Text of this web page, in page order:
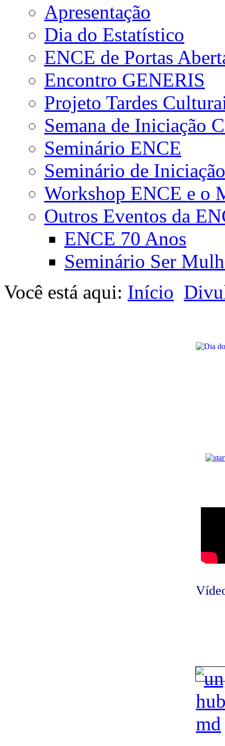
Apresentação
Dia do Estatístico
ENCE de Portas
Encontro GENERIS
Projeto Tardes
Semana de Iniciação
Seminário ENCE
Seminário de
Workshop ENCE e o
Outros Eventos da
ENCE 70 Anos
Seminário Ser
Você está aqui: Início